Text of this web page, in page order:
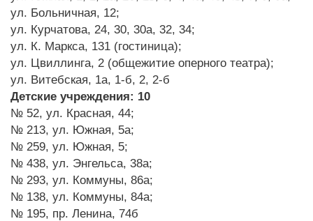
ул. Больничная, 12;
ул. Курчатова, 24, 30, 30а, 32, 34;
ул. К. Маркса, 131 (гостиница);
ул. Цвиллинга, 2 (общежитие оперного театра);
ул. Витебская, 1а, 1-б, 2, 2-б
Детские учреждения: 10
№ 52, ул. Красная, 44;
№ 213, ул. Южная, 5а;
№ 259, ул. Южная, 5;
№ 438, ул. Энгельса, 38а;
№ 293, ул. Коммуны, 86а;
№ 138, ул. Коммуны, 84а;
№ 195, пр. Ленина, 74б